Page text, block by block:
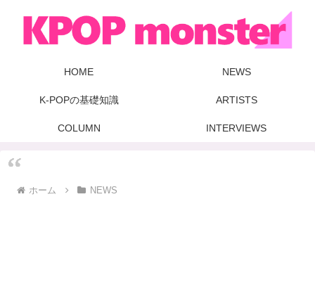
HOME NEWS
K-POPの基礎知識 ARTISTS
COLUMN INTERVIEWS
ホーム NEWS